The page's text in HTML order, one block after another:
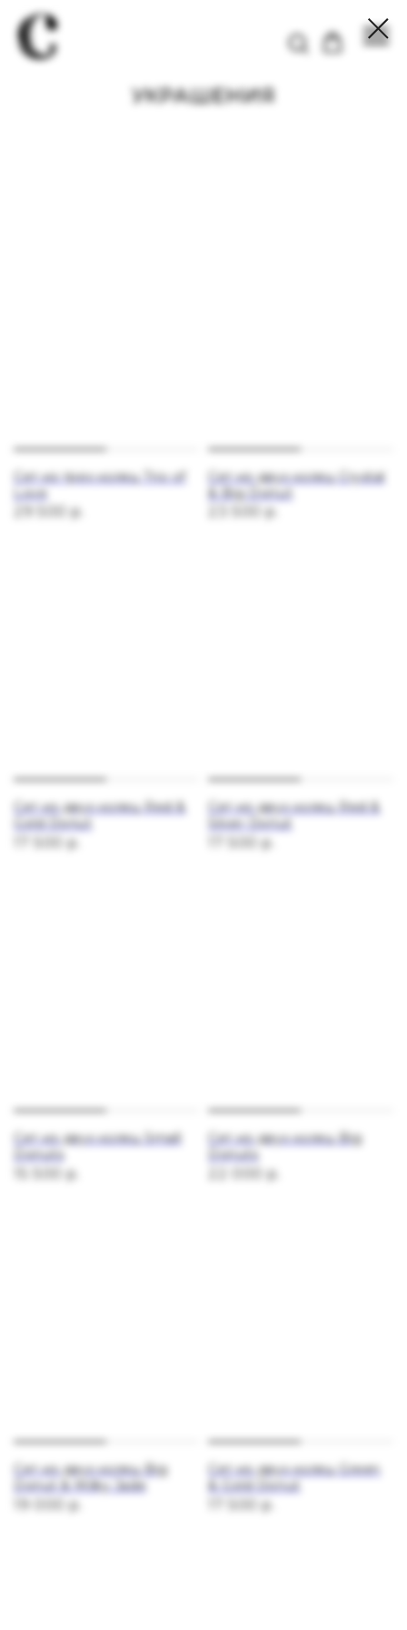
УКРАШЕНИЯ
Сет из трех колец Trio of
Love
р.
Сет из двух колец Crystal
& Big Donut
р.
Сет из двух колец Red &
Gold Donut
р.
Сет из двух колец Red &
Silver Donut
р.
Сет из двух колец Small
Donuts
р.
Сет из двух колец Big
Donuts
р.
Сет из двух колец Big
Donut & Milky Jade
р.
Сет из двух колец Green
& Gold Donut
р.